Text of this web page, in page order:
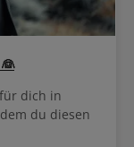
dich in
du diesen